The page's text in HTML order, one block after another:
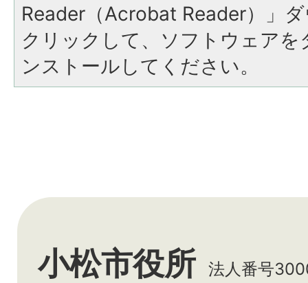
Reader（Acrobat Reader）」
クリックして、ソフトウェア
ンストールしてください。
小松市役所 法人番号